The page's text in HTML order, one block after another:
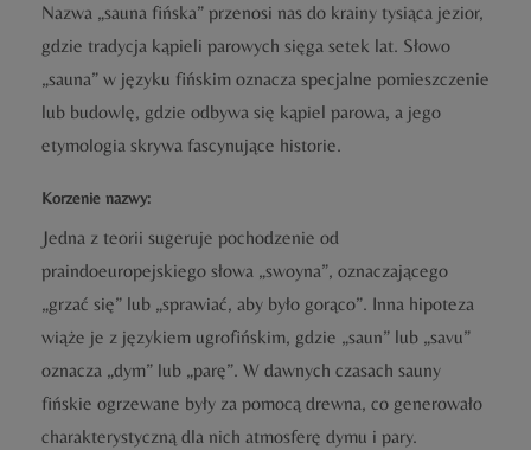
Nazwa „sauna fińska” przenosi nas do krainy tysiąca jezior,
gdzie tradycja kąpieli parowych sięga setek lat. Słowo
„sauna” w języku fińskim oznacza specjalne pomieszczenie
lub budowlę, gdzie odbywa się kąpiel parowa, a jego
etymologia skrywa fascynujące historie.
Korzenie nazwy:
Jedna z teorii sugeruje pochodzenie od
praindoeuropejskiego słowa „swoyna”, oznaczającego
„grzać się” lub „sprawiać, aby było gorąco”. Inna hipoteza
wiąże je z językiem ugrofińskim, gdzie „saun” lub „savu”
oznacza „dym” lub „parę”. W dawnych czasach sauny
fińskie ogrzewane były za pomocą drewna, co generowało
charakterystyczną dla nich atmosferę dymu i pary.